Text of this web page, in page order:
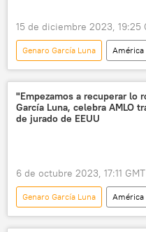
15 de diciembre 2023, 19:25
Genaro García Luna
América
sociedad
seguridad
Nueva York
drogas
"Empezamos a recuperar lo
García Luna, celebra AMLO
de jurado de EEUU
6 de octubre 2023, 17:11 GMT
Genaro García Luna
América
México
Felipe Calderón